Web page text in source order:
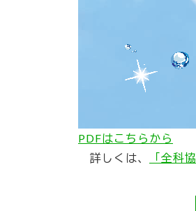
PDFはこちらから
詳しくは、
「全科